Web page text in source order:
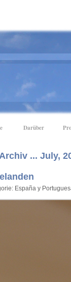
Darüber
... July,
España y